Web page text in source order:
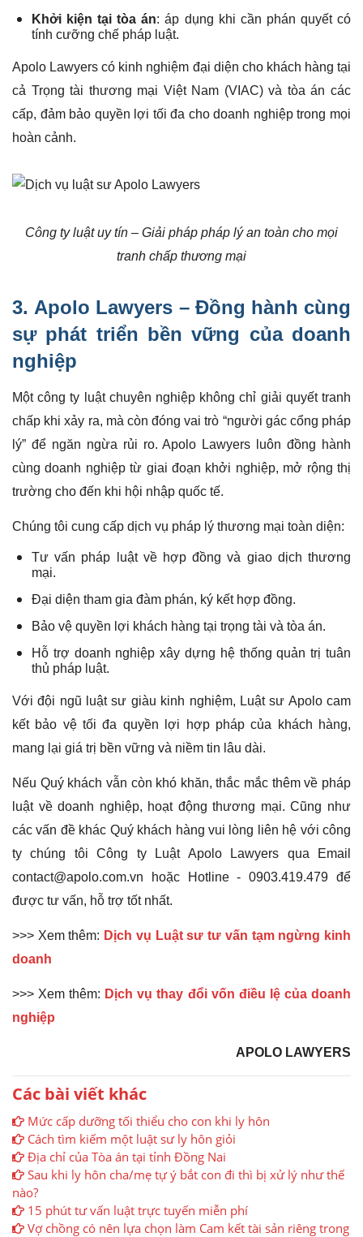
Khởi kiện tại tòa án: áp dụng khi cần phán quyết có
tính cưỡng chế pháp luật.
Apolo Lawyers có kinh nghiệm đại diện cho khách hàng tại
cả Trọng tài thương mại Việt Nam (VIAC) và tòa án các
cấp, đảm bảo quyền lợi tối đa cho doanh nghiệp trong mọi
hoàn cảnh.
Công ty luật uy tín – Giải pháp pháp lý an toàn cho mọi
tranh chấp thương mại
3. Apolo Lawyers – Đồng hành cùng
sự phát triển bền vững của doanh
nghiệp
Một công ty luật chuyên nghiệp không chỉ giải quyết tranh
chấp khi xảy ra, mà còn đóng vai trò “người gác cổng pháp
lý” để ngăn ngừa rủi ro. Apolo Lawyers luôn đồng hành
cùng doanh nghiệp từ giai đoạn khởi nghiệp, mở rộng thị
trường cho đến khi hội nhập quốc tế.
Chúng tôi cung cấp dịch vụ pháp lý thương mại toàn diện:
Tư vấn pháp luật về hợp đồng và giao dịch thương
mại.
Đại diện tham gia đàm phán, ký kết hợp đồng.
Bảo vệ quyền lợi khách hàng tại trọng tài và tòa án.
Hỗ trợ doanh nghiệp xây dựng hệ thống quản trị tuân
thủ pháp luật.
Với đội ngũ luật sư giàu kinh nghiệm, Luật sư Apolo cam
kết bảo vệ tối đa quyền lợi hợp pháp của khách hàng,
mang lại giá trị bền vững và niềm tin lâu dài.
Nếu Quý khách vẫn còn khó khăn, thắc mắc thêm về pháp
luật về doanh nghiệp, hoạt động thương mại. Cũng như
các vấn đề khác Quý khách hàng vui lòng liên hệ với công
ty chúng tôi Công ty Luật Apolo Lawyers qua Email
contact@apolo.com.vn hoặc Hotline - 0903.419.479 để
được tư vấn, hỗ trợ tốt nhất.
>>> Xem thêm: Dịch vụ Luật sư tư vấn tạm ngừng kinh
doanh
>>> Xem thêm: Dịch vụ thay đổi vốn điều lệ của doanh
nghiệp
APOLO LAWYERS
Các bài viết khác
Mức cấp dưỡng tối thiểu cho con khi ly hôn
Cách tìm kiếm một luật sư ly hôn giỏi
Địa chỉ của Tòa án tại tỉnh Đồng Nai
Sau khi ly hôn cha/mẹ tự ý bắt con đi thì bị xử lý như thế
nào?
15 phút tư vấn luật trực tuyến miễn phí
Vợ chồng có nên lựa chọn làm Cam kết tài sản riêng trong